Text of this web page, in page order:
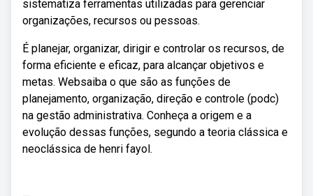
sistematiza ferramentas utilizadas para gerenciar
organizações, recursos ou pessoas.
É planejar, organizar, dirigir e controlar os recursos, de
forma eficiente e eficaz, para alcançar objetivos e
metas. Websaiba o que são as funções de
planejamento, organização, direção e controle (podc)
na gestão administrativa. Conheça a origem e a
evolução dessas funções, segundo a teoria clássica e
neoclássica de henri fayol.